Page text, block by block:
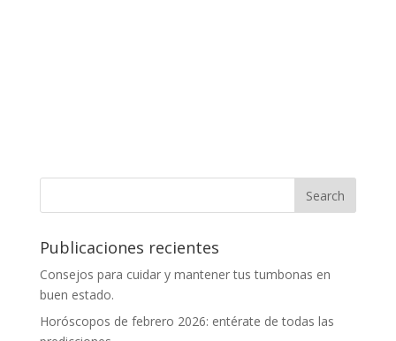
Publicaciones recientes
Consejos para cuidar y mantener tus tumbonas en
buen estado.
Horóscopos de febrero 2026: entérate de todas las